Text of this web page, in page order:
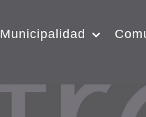
Municipalidad